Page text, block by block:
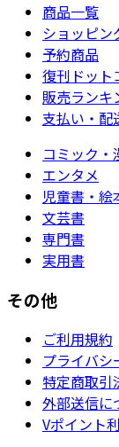
商品一覧
ショッピン
予約商品
復刊ドット
販売ランキ
支払い・配
コミック・
エンタメ
児童書・絵
文芸書
専門書
実用書
その他
ご利用規約
プライバシ
特定商取引
外部送信に
Vポイント